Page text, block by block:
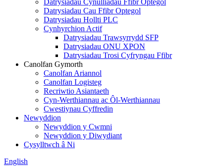
Datrysiadau Cynulliadau Ffibr Optegol
Datrysiadau Cau Ffibr Optegol
Datrysiadau Hollti PLC
Cynhyrchion Actif
Datrysiadau Trawsyrrydd SFP
Datrysiadau ONU XPON
Datrysiadau Trosi Cyfryngau Ffibr
Canolfan Gymorth
Canolfan Ariannol
Canolfan Logisteg
Recriwtio Asiantaeth
Cyn-Werthiannau ac Ôl-Werthiannau
Cwestiynau Cyffredin
Newyddion
Newyddion y Cwmni
Newyddion y Diwydiant
Cysylltwch â Ni
English